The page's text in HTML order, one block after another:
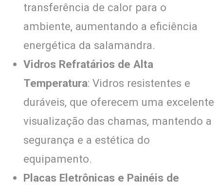
transferência de calor para o
ambiente, aumentando a eficiência
energética da salamandra.
Vidros Refratários de Alta
Temperatura: Vidros resistentes e
duráveis, que oferecem uma excelente
visualização das chamas, mantendo a
segurança e a estética do
equipamento.
Placas Eletrônicas e Painéis de